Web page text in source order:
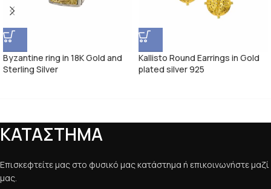
Byzantine ring in 18K Gold and
Sterling Silver
Kallisto Round Earrings in Gold
plated silver 925
ΚΑΤΑΣΤΗΜΑ
Επισκεφτείτε μας στο φυσικό μας κατάστημα ή επικοινωνήστε μαζί
μας.